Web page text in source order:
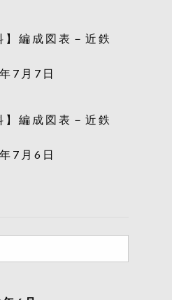
】編成図表－近鉄
7月7日
】編成図表－近鉄
7月6日